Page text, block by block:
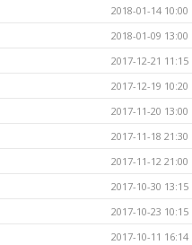
2018-01-14 10:00
2018-01-09 13:00
2017-12-21 11:15
2017-12-19 10:20
2017-11-20 13:00
2017-11-18 21:30
2017-11-12 21:00
2017-10-30 13:15
2017-10-23 10:15
2017-10-11 16:14